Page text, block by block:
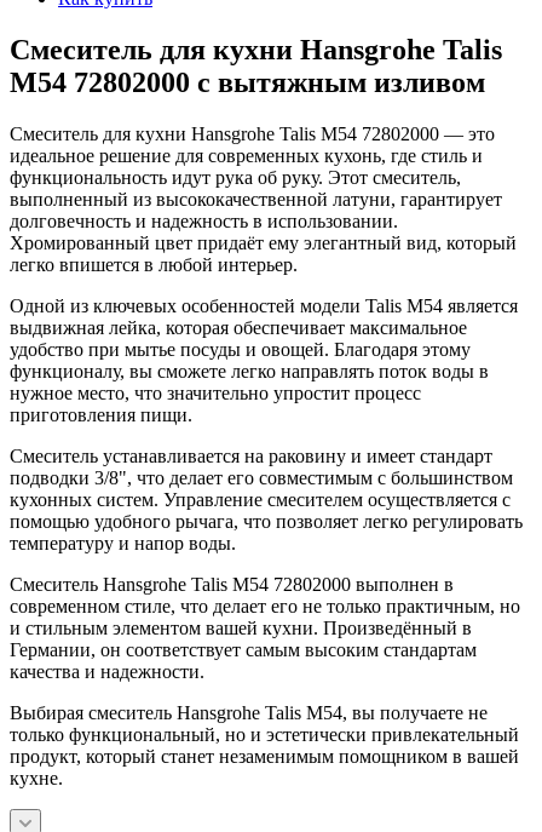
Смеситель для кухни Hansgrohe Talis
M54 72802000 с вытяжным изливом
Смеситель для кухни Hansgrohe Talis M54 72802000 — это
идеальное решение для современных кухонь, где стиль и
функциональность идут рука об руку. Этот смеситель,
выполненный из высококачественной латуни, гарантирует
долговечность и надежность в использовании.
Хромированный цвет придаёт ему элегантный вид, который
легко впишется в любой интерьер.
Одной из ключевых особенностей модели Talis M54 является
выдвижная лейка, которая обеспечивает максимальное
удобство при мытье посуды и овощей. Благодаря этому
функционалу, вы сможете легко направлять поток воды в
нужное место, что значительно упростит процесс
приготовления пищи.
Смеситель устанавливается на раковину и имеет стандарт
подводки 3/8", что делает его совместимым с большинством
кухонных систем. Управление смесителем осуществляется с
помощью удобного рычага, что позволяет легко регулировать
температуру и напор воды.
Смеситель Hansgrohe Talis M54 72802000 выполнен в
современном стиле, что делает его не только практичным, но
и стильным элементом вашей кухни. Произведённый в
Германии, он соответствует самым высоким стандартам
качества и надежности.
Выбирая смеситель Hansgrohe Talis M54, вы получаете не
только функциональный, но и эстетически привлекательный
продукт, который станет незаменимым помощником в вашей
кухне.